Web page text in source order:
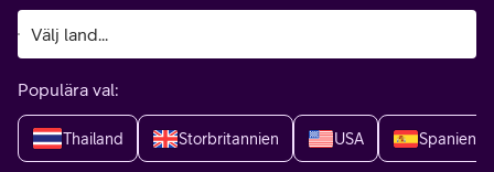
Populära val:
Thailand Storbritannien USA Spanien